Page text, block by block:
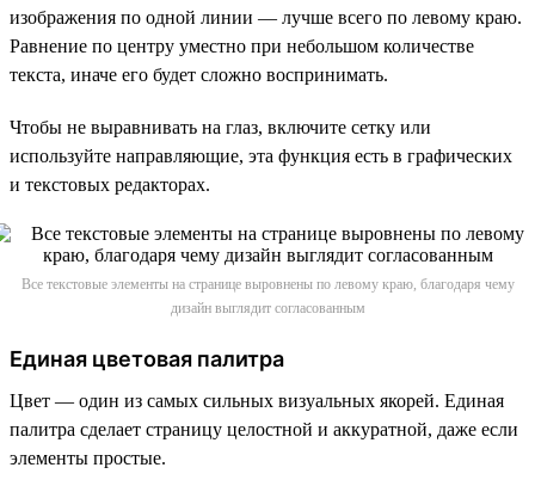
изображения по одной линии — лучше всего по левому краю.
Равнение по центру уместно при небольшом количестве
текста, иначе его будет сложно воспринимать.
Чтобы не выравнивать на глаз, включите сетку или
используйте направляющие, эта функция есть в графических
и текстовых редакторах.
Все текстовые элементы на странице выровнены по левому краю, благодаря чему
дизайн выглядит согласованным
Единая цветовая палитра
Цвет — один из самых сильных визуальных якорей. Единая
палитра сделает страницу целостной и аккуратной, даже если
элементы простые.